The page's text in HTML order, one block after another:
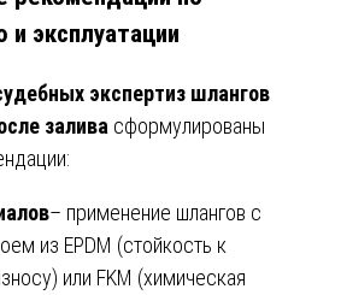
эксплуатации
экспертиз шлангов
залива сформулированы
– применение шлангов с
из EPDM (стойкость к
или FKM (химическая